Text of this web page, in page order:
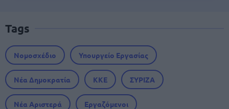
Tags
Νομοσχέδιο Υπουργείο Εργασίας
Νέα Δημοκρατία ΚΚΕ ΣΥΡΙΖΑ
Νέα Αριστερά Εργαζόμενοι